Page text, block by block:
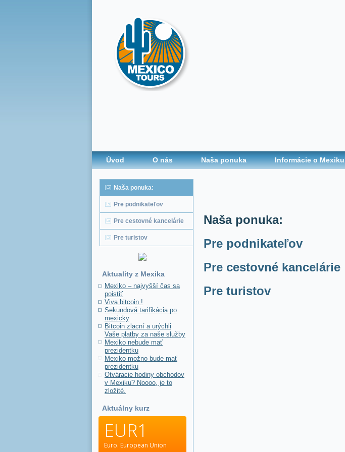
Úvod O nás Naša ponuka Informácie o Mexiku
Naša ponuka:
Pre podnikateľov
Pre cestovné kancelárie
Pre turistov
Aktuality z Mexika
Mexiko – najvyšší čas sa
poistiť
Viva bitcoin !
Sekundová tarifikácia po
mexicky
Bitcoin zlacní a urýchli
Vaše platby za naše služby
Mexiko nebude mať
prezidentku
Mexiko možno bude mať
prezidentku
Otváracie hodiny obchodov
v Mexiku? Noooo, je to
zložité.
Aktuálny kurz
EUR1
Euro. European Union
Naša ponuka:
Pre podnikateľov
Pre cestovné kancelárie
Pre turistov